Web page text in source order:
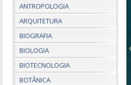
ANTROPOLOGIA
ARQUITETURA
BIOGRAFIA
BIOLOGIA
BIOTECNOLOGIA
BOTÂNICA